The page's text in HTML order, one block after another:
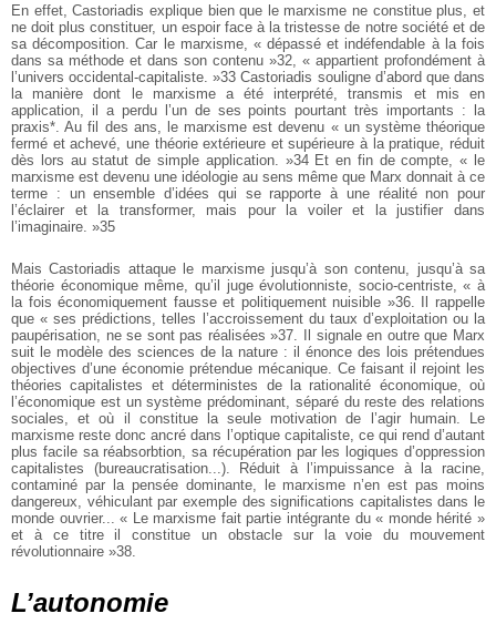
En effet, Castoriadis explique bien que le marxisme ne constitue plus, et
ne doit plus constituer, un espoir face à la tristesse de notre société et de
sa décomposition. Car le marxisme, « dépassé et indéfendable à la fois
dans sa méthode et dans son contenu »32, « appartient profondément à
l’univers occidental-capitaliste. »33 Castoriadis souligne d’abord que dans
la manière dont le marxisme a été interprété, transmis et mis en
application, il a perdu l’un de ses points pourtant très importants : la
praxis*. Au fil des ans, le marxisme est devenu « un système théorique
fermé et achevé, une théorie extérieure et supérieure à la pratique, réduit
dès lors au statut de simple application. »34 Et en fin de compte, « le
marxisme est devenu une idéologie au sens même que Marx donnait à ce
terme : un ensemble d’idées qui se rapporte à une réalité non pour
l’éclairer et la transformer, mais pour la voiler et la justifier dans
l’imaginaire. »35
Mais Castoriadis attaque le marxisme jusqu’à son contenu, jusqu’à sa
théorie économique même, qu’il juge évolutionniste, socio-centriste, « à
la fois économiquement fausse et politiquement nuisible »36. Il rappelle
que « ses prédictions, telles l’accroissement du taux d’exploitation ou la
paupérisation, ne se sont pas réalisées »37. Il signale en outre que Marx
suit le modèle des sciences de la nature : il énonce des lois prétendues
objectives d’une économie prétendue mécanique. Ce faisant il rejoint les
théories capitalistes et déterministes de la rationalité économique, où
l’économique est un système prédominant, séparé du reste des relations
sociales, et où il constitue la seule motivation de l’agir humain. Le
marxisme reste donc ancré dans l’optique capitaliste, ce qui rend d’autant
plus facile sa réabsorbtion, sa récupération par les logiques d’oppression
capitalistes (bureaucratisation...). Réduit à l’impuissance à la racine,
contaminé par la pensée dominante, le marxisme n’en est pas moins
dangereux, véhiculant par exemple des significations capitalistes dans le
monde ouvrier... « Le marxisme fait partie intégrante du « monde hérité »
et à ce titre il constitue un obstacle sur la voie du mouvement
révolutionnaire »38.
L’autonomie